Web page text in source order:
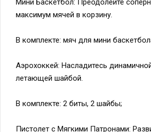
Мини Баскетбол: Преодолейте
максимум мячей в корзину.
В комплекте: мяч для мини
Аэрохоккей: Насладитесь
летающей шайбой.
В комплекте: 2 биты, 2 шайбы;
Пистолет с Мягкими Патронами: